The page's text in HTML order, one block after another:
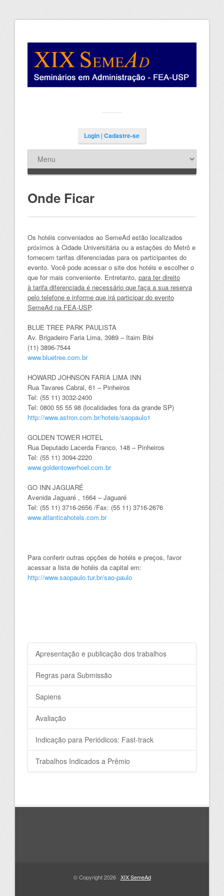
Login| Cadastre-se
Onde Ficar
Os hotéis conveniados ao SemeAd estão localizados
próximos à Cidade Universitária ou a estações do Metrô e
fornecem tarifas diferenciadas para os participantes do
evento. Você pode acessar o site dos hotéis e escolher o
que for mais conveniente. Entretanto, para ter direito
à tarifa diferenciada é necessário que faça a sua reserva
pelo telefone e informe que irá participar do evento
SemeAd na FEA-USP.
BLUE TREE PARK PAULISTA
Av. Brigadeiro Faria Lima, 3989 – Itaim Bibi
(11) 3896-7544
www.bluetree.com.br
HOWARD JOHNSON FARIA LIMA INN
Rua Tavares Cabral, 61 – Pinheiros
Tel: (55 11) 3032-2400
Tel: 0800 55 55 98 (localidades fora da grande SP)
http://www.astron.com.br/hoteis/saopaulo1
GOLDEN TOWER HOTEL
Rua Deputado Lacerda Franco, 148 – Pinheiros
Tel: (55 11) 3094-2220
www.goldentowerhoel.com.br
GO INN JAGUARÉ
Avenida Jaguaré , 1664 – Jaguaré
Tel: (55 11) 3716-2656 /Fax: (55 11) 3716-2676
www.atlanticahotels.com.br
Para conferir outras opções de hotéis e preços, favor
acessar a lista de hotéis da capital em:
http://www.saopaulo.tur.br/sao-paulo
Apresentação e publicação dos trabalhos
Regras para Submissão
Sapiens
Avaliação
Indicação para Periódicos: Fast-track
Trabalhos Indicados a Prêmio
© Copyright 2026 · XIX SemeAd